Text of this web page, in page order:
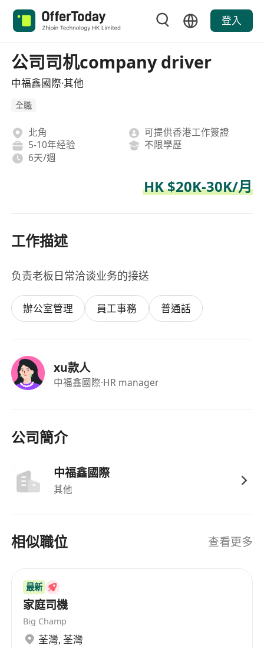
登入
公司司机company driver
中福鑫國際·其他
全職
北角
可提供香港工作簽證
5-10年经验
不限學歷
6天/週
HK $20K-30K/月
工作描述
负责老板日常洽谈业务的接送
辦公室管理 員工事務 普通話
xu款人
中福鑫國際·HR manager
公司簡介
中福鑫國際
其他
相似職位 查看更多
最新
家庭司機
Big Champ
荃灣, 荃灣